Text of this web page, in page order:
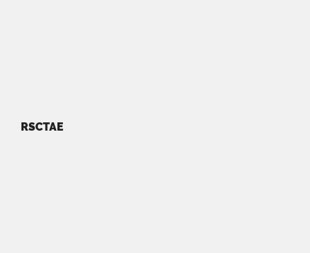
RSCTAE